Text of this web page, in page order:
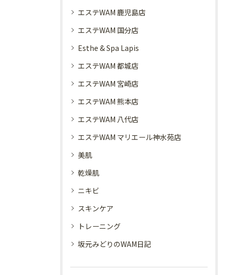
エステWAM 鹿児島店
エステWAM 国分店
Esthe & Spa Lapis
エステWAM 都城店
エステWAM 宮崎店
エステWAM 熊本店
エステWAM 八代店
エステWAM マリエール神水苑店
美肌
乾燥肌
ニキビ
スキンケア
トレーニング
坂元みどりのWAM日記